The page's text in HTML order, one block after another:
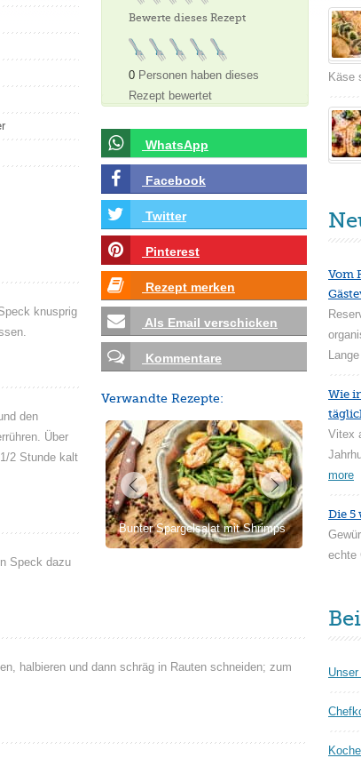
Bewerte dieses Rezept
0 Personen haben dieses
Rezept bewertet
WhatsApp
Facebook
Twitter
Pinterest
Rezept merken
Als Email verschicken
Kommentare
Verwandte Rezepte:
Bunter Spargelsalat mit Shrimps
knusprig
den
Über
2 Stunde kalt
Speck dazu
halbieren und dann schräg in Rauten schneiden; zum
Käse
Vom
Wie
Vitex
more
Die 5
echte